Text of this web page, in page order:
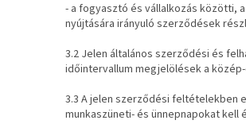
- a fogyasztó és vállalkozás közötti,
nyújtására irányuló szerződések
3.2 Jelen általános szerződési és
időintervallum megjelölések a
3.3 A jelen szerződési feltételekben
munkaszüneti- és ünnepnapokat kell